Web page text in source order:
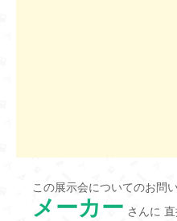
この展示会についてのお問
メーカー さんに